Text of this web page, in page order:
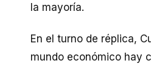
la mayoría.
En el turno de réplica,
mundo económico hay